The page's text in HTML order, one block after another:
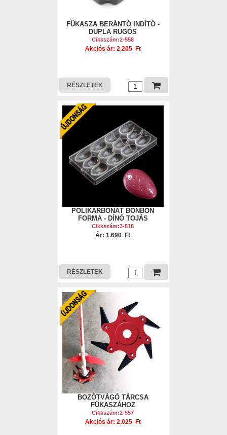
FŰKASZA BERÁNTÓ INDÍTÓ -
DUPLA RUGÓS
Cikkszám:2-558
Akciós ár: 2.205 Ft
RÉSZLETEK
POLIKARBONÁT BONBON
FORMA - DÍNÓ TOJÁS
Cikkszám:3-518
Ár: 1.690 Ft
RÉSZLETEK
BOZÓTVÁGÓ TÁRCSA
FŰKASZÁHOZ
Cikkszám:2-557
Akciós ár: 2.025 Ft